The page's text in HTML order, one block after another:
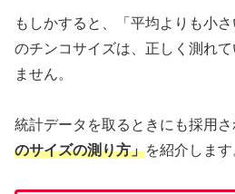
もしかすると、「平均よりも小
のチンコサイズは、正しく測れ
ません。
統計データを取るときにも採用さ
のサイズの測り方」を紹介します